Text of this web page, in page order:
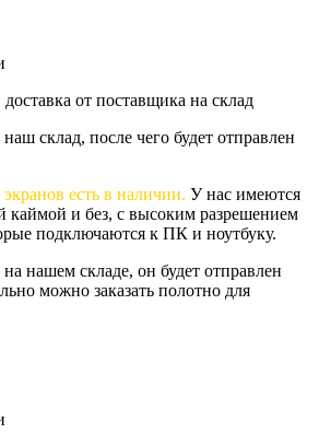
от поставщика на склад
склад, после чего будет отправлен
есть в наличии. У нас имеются
каймой и без, с высоким разрешением
подключаются к ПК и ноутбуку.
на нашем складе, он будет отправлен
можно заказать полотно для